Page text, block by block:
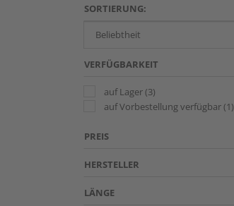
SORTIERUNG:
VERFÜGBARKEIT
auf Lager(3)
auf Vorbestellung verfügbar(1)
PREIS
HERSTELLER
LÄNGE